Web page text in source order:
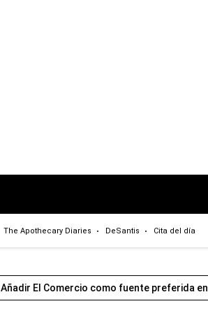
The Apothecary Diaries DeSantis Cita del día
Añadir El Comercio como fuente preferida en